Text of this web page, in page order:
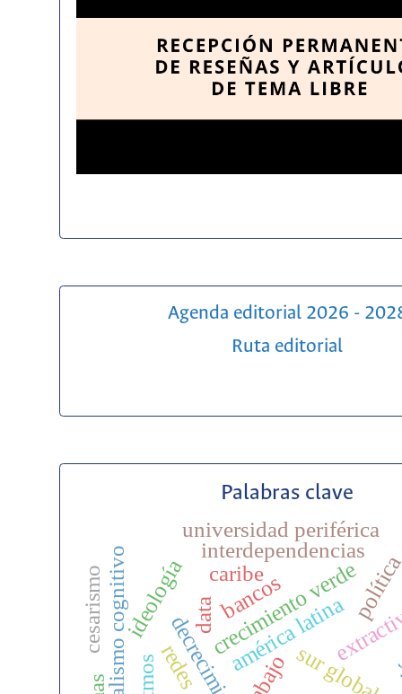
Agenda editorial 2026 -
Ruta editorial
Palabras clave
sur global
crecimiento verde
américa latina
interdependencias
universidad periférica
ideología
capitalismo cognitivo redes
databancos
cesarismo caribe